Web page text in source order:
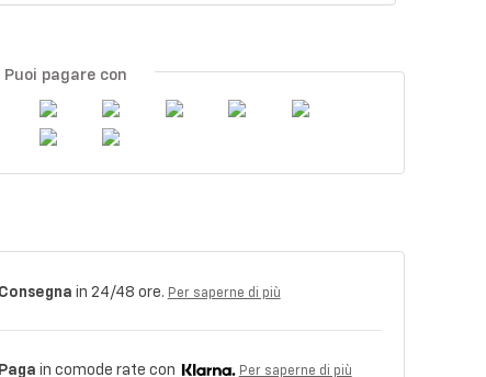
Puoi pagare con
Consegna in 24/48 ore. Per saperne di più
Paga in comode rate con Per saperne di più